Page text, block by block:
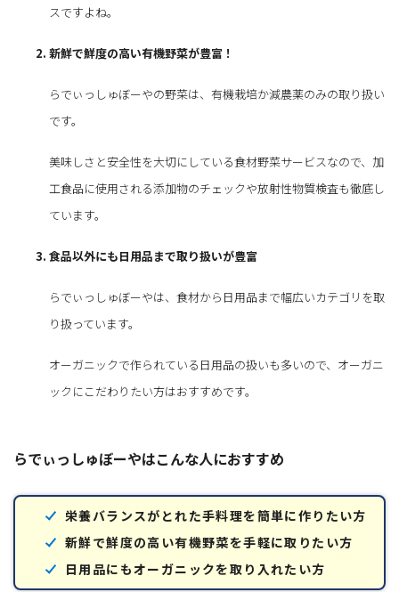
スですよね。
新鮮で鮮度の高い有機野菜が豊富！
らでぃっしゅぼーやの野菜は、有機栽培か減農薬のみの取り扱い
です。
美味しさと安全性を大切にしている食材野菜サービスなので、加
工食品に使用される添加物のチェックや放射性物質検査も徹底し
ています。
食品以外にも日用品まで取り扱いが豊富
らでぃっしゅぼーやは、食材から日用品まで幅広いカテゴリを取
り扱っています。
オーガニックで作られている日用品の扱いも多いので、オーガニ
ックにこだわりたい方はおすすめです。
らでぃっしゅぼーやはこんな人におすすめ
栄養バランスがとれた手料理を簡単に作りたい方
新鮮で鮮度の高い有機野菜を手軽に取りたい方
日用品にもオーガニックを取り入れたい方